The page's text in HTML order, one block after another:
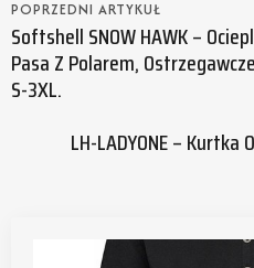
POPRZEDNI ARTYKUŁ
Softshell SNOW HAWK –
Pasa Z Polarem,
S-3XL.
LH-LADYONE –